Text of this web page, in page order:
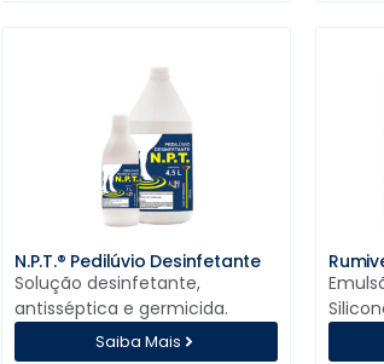
Saiba Mais
N.P.T.® Pedilúvio Desinfetante
Solução desinfetante,
antisséptica e germicida.